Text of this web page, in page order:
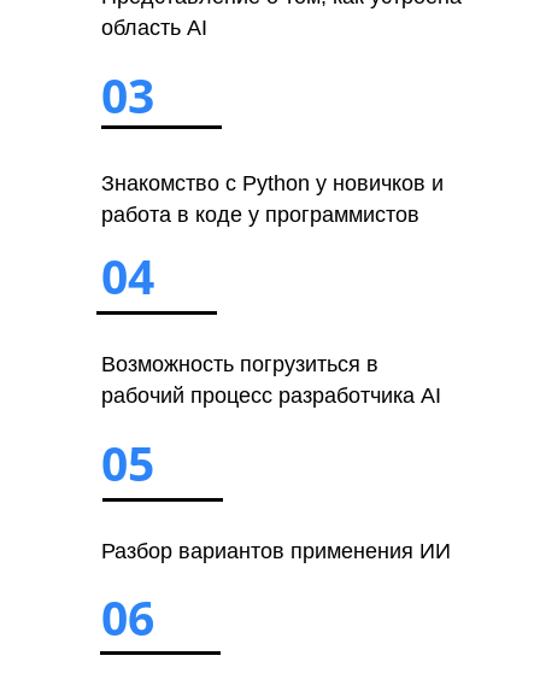
область AI
Знакомство с Python у новичков и
работа в коде у программистов
Возможность погрузиться в
рабочий процесс разработчика AI
Разбор вариантов применения ИИ
03
04
05
06